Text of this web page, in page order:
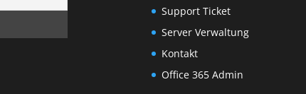
Support Ticket
Server Verwaltung
Kontakt
Office 365 Admin